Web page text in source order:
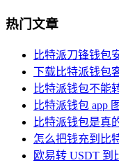
热门文章
比特派刀锋钱包
下载比特派钱包
比特派钱包不能
比特派钱包 app
比特派钱包是真
怎么把钱充到比
欧易转 USDT 到